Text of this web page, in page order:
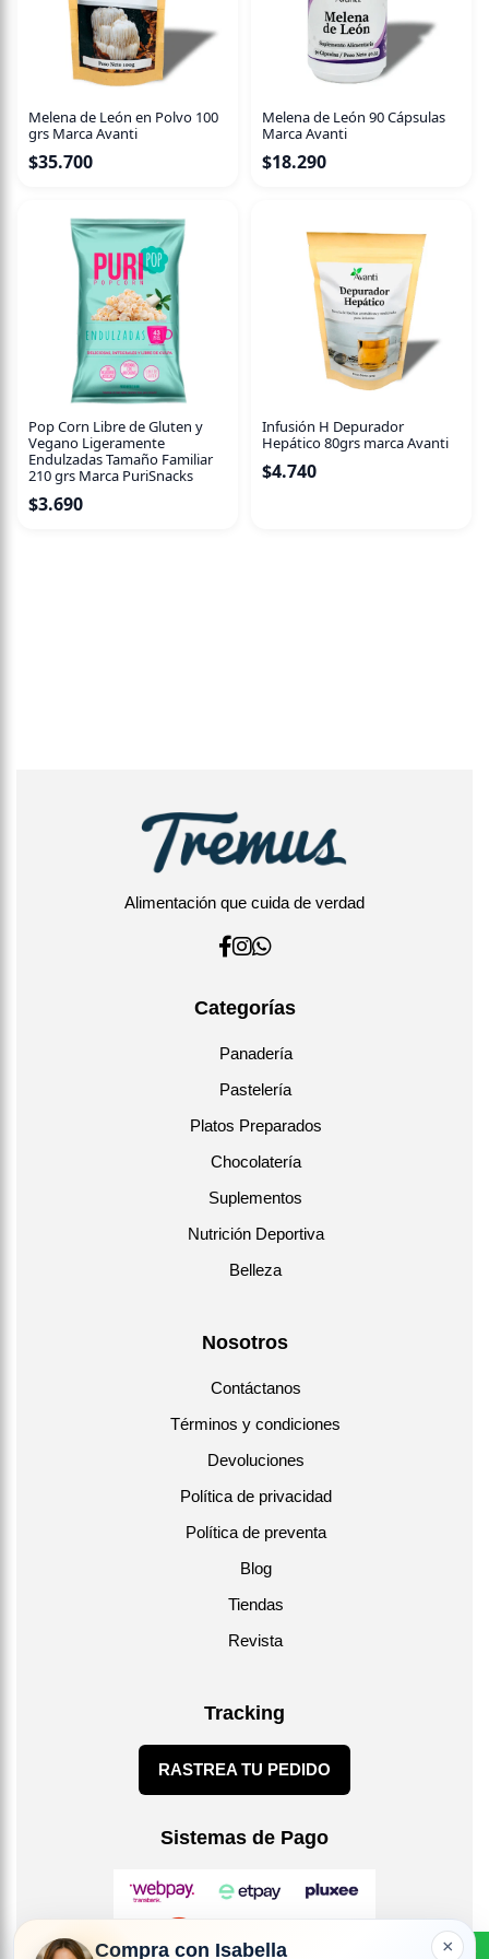
Consumo recomendado:Masticar 1 tableta según sea
necesario.
Mantén a mano el alivio rápido y delicioso de DIMS
Antiácido masticable, para un bienestar inmediato.
Melena de León en Polvo 100
grs Marca Avanti
$35.700
Melena de León 90 Cápsulas
Marca Avanti
$18.290
Pop Corn Libre de Gluten y
Vegano Ligeramente
Endulzadas Tamaño Familiar
210 grs Marca PuriSnacks
$3.690
Infusión H Depurador
Hepático 80grs marca Avanti
$4.740
Alimentación que cuida de verdad
Categorías
Panadería
Pastelería
Platos Preparados
Chocolatería
Suplementos
Nutrición Deportiva
Belleza
Nosotros
Contáctanos
Términos y condiciones
Devoluciones
Política de privacidad
Política de preventa
Blog
Tiendas
Revista
Tracking
RASTREA TU PEDIDO
Sistemas de Pago